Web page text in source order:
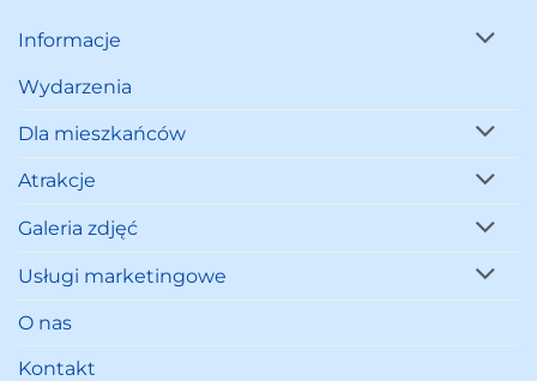
Informacje
Wydarzenia
Dla mieszkańców
Atrakcje
Galeria zdjęć
Usługi marketingowe
O nas
Kontakt